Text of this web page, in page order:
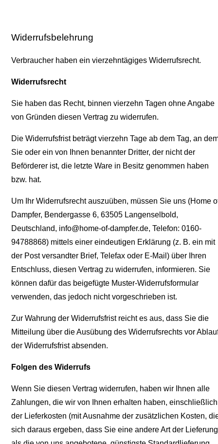
Widerrufsbelehrung
Verbraucher haben ein vierzehntägiges Widerrufsrecht.
Widerrufsrecht
Sie haben das Recht, binnen vierzehn Tagen ohne Angabe
von Gründen diesen Vertrag zu widerrufen.
Die Widerrufsfrist beträgt vierzehn Tage ab dem Tag, an
Sie oder ein von Ihnen benannter Dritter, der nicht der
Beförderer ist, die letzte Ware in Besitz genommen haben
bzw. hat.
Um Ihr Widerrufsrecht auszuüben, müssen Sie uns (Home
Dampfer, Bendergasse 6, 63505 Langenselbold,
Deutschland, info@home-of-dampfer.de, Telefon: 0160-
94788868) mittels einer eindeutigen Erklärung (z. B. ein mit
der Post versandter Brief, Telefax oder E-Mail) über Ihren
Entschluss, diesen Vertrag zu widerrufen, informieren. Sie
können dafür das beigefügte Muster-Widerrufsformular
verwenden, das jedoch nicht vorgeschrieben ist.
Zur Wahrung der Widerrufsfrist reicht es aus, dass Sie die
Mitteilung über die Ausübung des Widerrufsrechts vor
der Widerrufsfrist absenden.
Folgen des Widerrufs
Wenn Sie diesen Vertrag widerrufen, haben wir Ihnen alle
Zahlungen, die wir von Ihnen erhalten haben, einschließlich
der Lieferkosten (mit Ausnahme der zusätzlichen Kosten,
sich daraus ergeben, dass Sie eine andere Art der Lieferung